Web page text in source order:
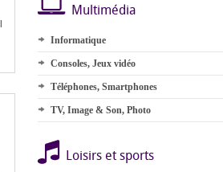
Multimédia
Informatique
Consoles, Jeux vidéo
Téléphones, Smartphones
TV, Image & Son, Photo
Loisirs et sports